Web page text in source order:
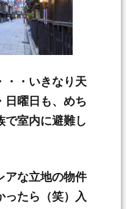
・・いきなり天
日曜日も、めち
で室内に避難し
な立地の物件
ったら（笑）入